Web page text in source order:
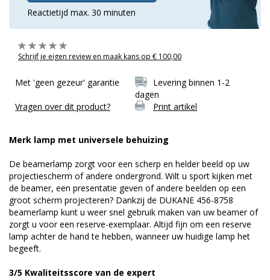
Reactietijd max. 30 minuten
Schrijf je eigen review en maak kans op € 100,00
Met 'geen gezeur' garantie
Levering binnen 1-2
dagen
Vragen over dit product?
Print artikel
Merk lamp met universele behuizing
De beamerlamp zorgt voor een scherp en helder beeld op uw
projectiescherm of andere ondergrond. Wilt u sport kijken met
de beamer, een presentatie geven of andere beelden op een
groot scherm projecteren? Dankzij de DUKANE 456-8758
beamerlamp kunt u weer snel gebruik maken van uw beamer of
zorgt u voor een reserve-exemplaar. Altijd fijn om een reserve
lamp achter de hand te hebben, wanneer uw huidige lamp het
begeeft.
3/5 Kwaliteitsscore van de expert